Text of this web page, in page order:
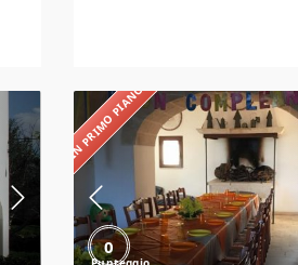
IN PRIMO PIANO
0
Masseria
Calderale